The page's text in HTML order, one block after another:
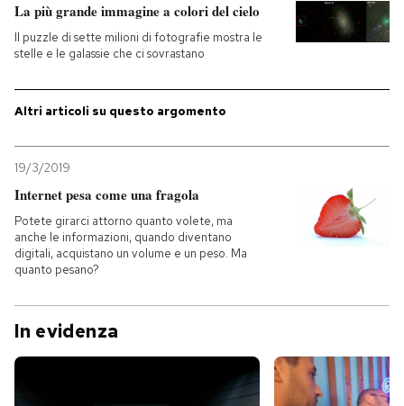
La più grande immagine a colori del cielo
Il puzzle di sette milioni di fotografie mostra le
stelle e le galassie che ci sovrastano
Altri articoli su questo argomento
19/3/2019
Internet pesa come una fragola
Potete girarci attorno quanto volete, ma
anche le informazioni, quando diventano
digitali, acquistano un volume e un peso. Ma
quanto pesano?
In evidenza